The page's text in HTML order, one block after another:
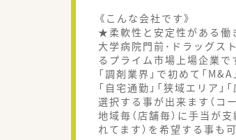
《こんな会社です》
★柔軟性と安定性がある働
大学病院門前･ドラッグス
るプライム市場上場企業で
「調剤業界」で初めて「
「自宅通勤」「狭域エリア
選択する事が出来ます（コ
地域毎（店舗毎）に手当が
れてます）を希望する事も